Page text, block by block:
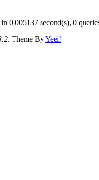
in 0.005137 second(s), 0
. Theme ByYeei!